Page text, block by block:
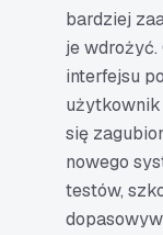
bardziej
je wdrożyć.
interfejsu
się
nowego
testów,